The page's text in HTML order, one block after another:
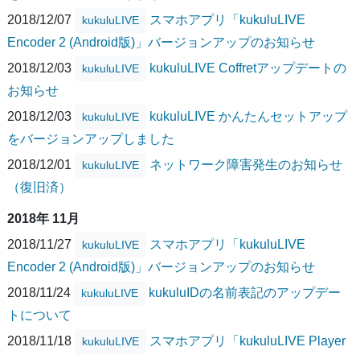
2018/12/07
kukuluLIVE
スマホアプリ「kukuluLIVE
Encoder 2 (Android版)」バージョンアップのお知らせ
2018/12/03
kukuluLIVE
kukuluLIVE Coffretアップデートの
お知らせ
2018/12/03
kukuluLIVE
kukuluLIVE かんたんセットアップ
をバージョンアップしました
2018/12/01
kukuluLIVE
ネットワーク障害発生のお知らせ
（復旧済）
2018年 11月
2018/11/27
kukuluLIVE
スマホアプリ「kukuluLIVE
Encoder 2 (Android版)」バージョンアップのお知らせ
2018/11/24
kukuluLIVE
kukuluIDの名前表記のアップデー
トについて
2018/11/18
kukuluLIVE
スマホアプリ「kukuluLIVE Player